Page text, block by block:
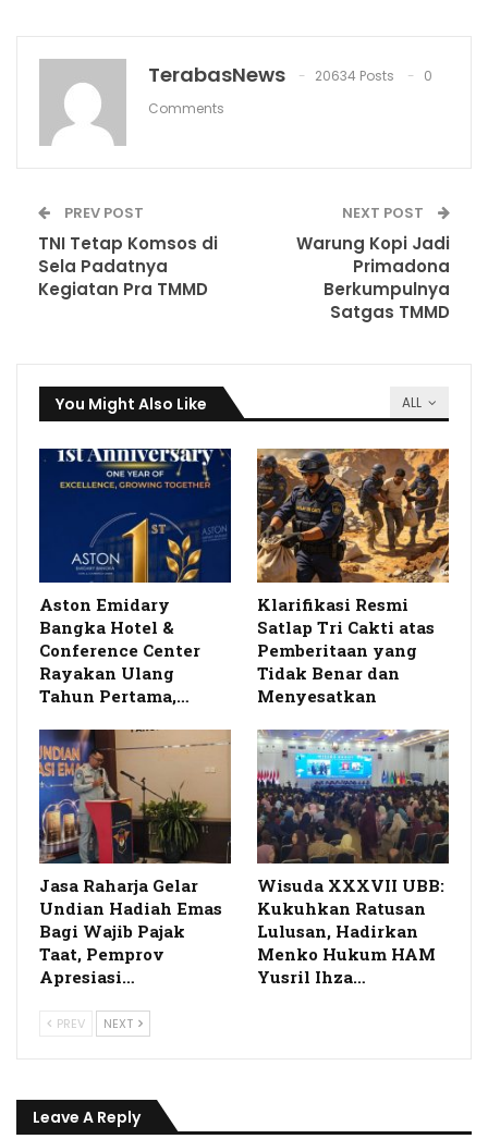
TerabasNews 20634 Posts
0
Comments
PREV POST
TNI Tetap Komsos di
Sela Padatnya
Kegiatan Pra TMMD
NEXT POST
Warung Kopi Jadi
Primadona
Berkumpulnya
Satgas TMMD
ALL
You Might Also Like
Aston Emidary
Bangka Hotel &
Conference Center
Rayakan Ulang
Tahun Pertama,…
Klarifikasi Resmi
Satlap Tri Cakti atas
Pemberitaan yang
Tidak Benar dan
Menyesatkan
Jasa Raharja Gelar
Undian Hadiah Emas
Bagi Wajib Pajak
Taat, Pemprov
Apresiasi…
Wisuda XXXVII UBB:
Kukuhkan Ratusan
Lulusan, Hadirkan
Menko Hukum HAM
Yusril Ihza…
PREV NEXT
Leave A Reply